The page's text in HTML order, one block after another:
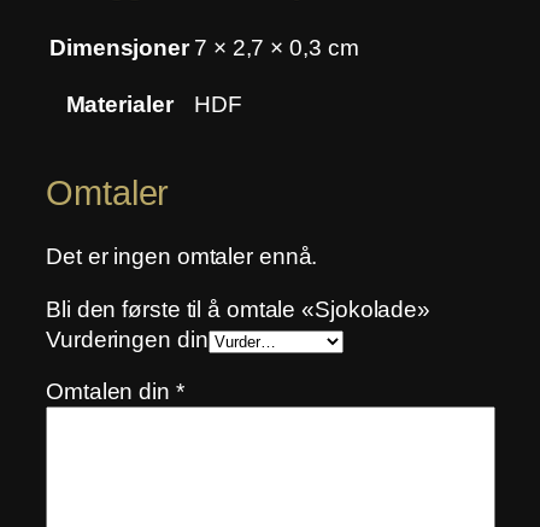
Dimensjoner 7 × 2,7 × 0,3 cm
Materialer HDF
Omtaler
Det er ingen omtaler ennå.
Bli den første til å omtale «Sjokolade»
Vurderingen din
Omtalen din *